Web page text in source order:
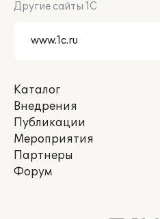
Другие сайты 1С
Каталог
Внедрения
Публикации
Мероприятия
Партнеры
Форум